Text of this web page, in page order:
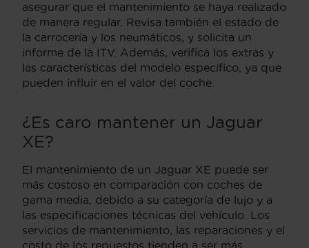
asegurar que el mantenimiento se haya realizado
de manera regular. Revisa también el estado de
la carrocería y los neumáticos, y solicita un
informe de la ITV. Además, verifica los extras y
las características del modelo específico, ya que
pueden influir en el valor del coche.
¿Es caro mantener un Jaguar
XE?
El mantenimiento de un Jaguar XE puede ser
más costoso en comparación con coches de
gama media, debido a su categoría de lujo y a
las especificaciones técnicas del vehículo. Los
servicios de mantenimiento, las reparaciones y el
costo de los repuestos tienden a ser más